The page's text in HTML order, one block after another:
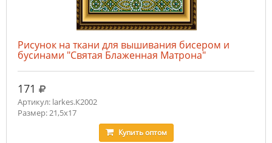
Рисунок на ткани для вышивания бисером и
бусинами "Святая Блаженная Матрона"
171 руб.
Артикул: larkes.К2002
Размер: 21,5х17
Купитьоптом